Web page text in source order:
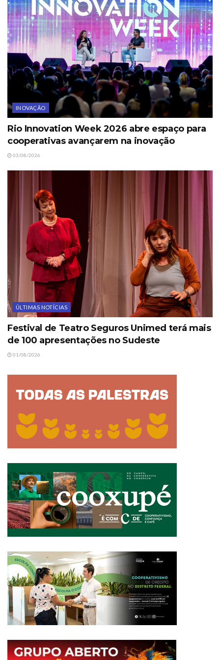
INOVAÇÃO
Rio Innovation Week 2026 abre espaço para
cooperativas avançarem na inovação
03/08/2026
ÚLTIMAS NOTÍCIAS
Festival de Teatro Seguros Unimed terá mais
de 100 apresentações no Sudeste
01/08/2026